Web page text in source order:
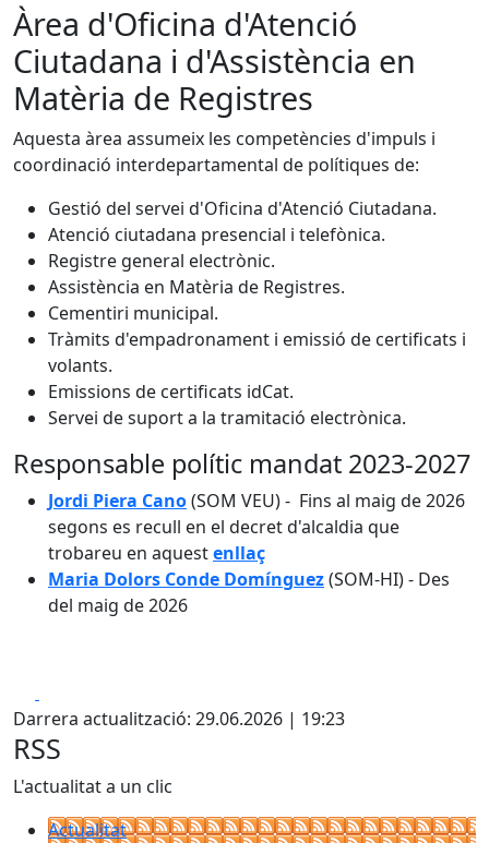
Àrea d'Oficina d'Atenció
Ciutadana i d'Assistència en
Matèria de Registres
Aquesta àrea assumeix les competències d'impuls i
coordinació interdepartamental de polítiques de:
Gestió del servei d'Oficina d'Atenció Ciutadana.
Atenció ciutadana presencial i telefònica.
Registre general electrònic.
Assistència en Matèria de Registres.
Cementiri municipal.
Tràmits d'empadronament i emissió de certificats i
volants.
Emissions de certificats idCat.
Servei de suport a la tramitació electrònica.
Responsable polític mandat 2023-2027
Jordi Piera Cano(SOM VEU) - Fins al maig de 2026
segons es recull en el decret d'alcaldia que
trobareu en aquestenllaç
Maria Dolors Conde Domínguez(SOM-HI) - Des
del maig de 2026
Darrera actualització: 29.06.2026 | 19:23
RSS
L'actualitat a un clic
Actualitat